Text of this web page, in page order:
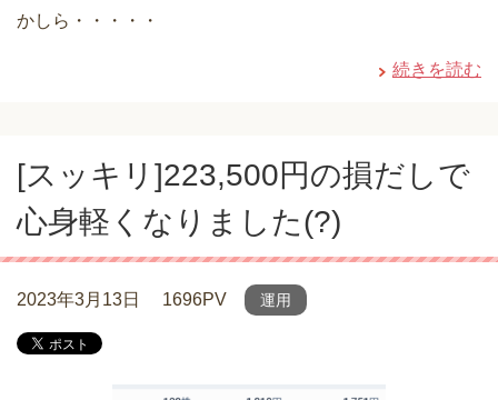
かしら・・・・・
続きを読む
[スッキリ]223,500円の損だしで
心身軽くなりました(?)
2023年3月13日 1696PV 運用